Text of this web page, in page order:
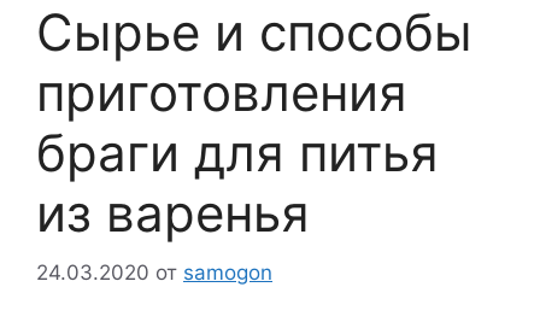
Сырье и способы
приготовления
браги для питья
из варенья
24.03.2020 от samogon